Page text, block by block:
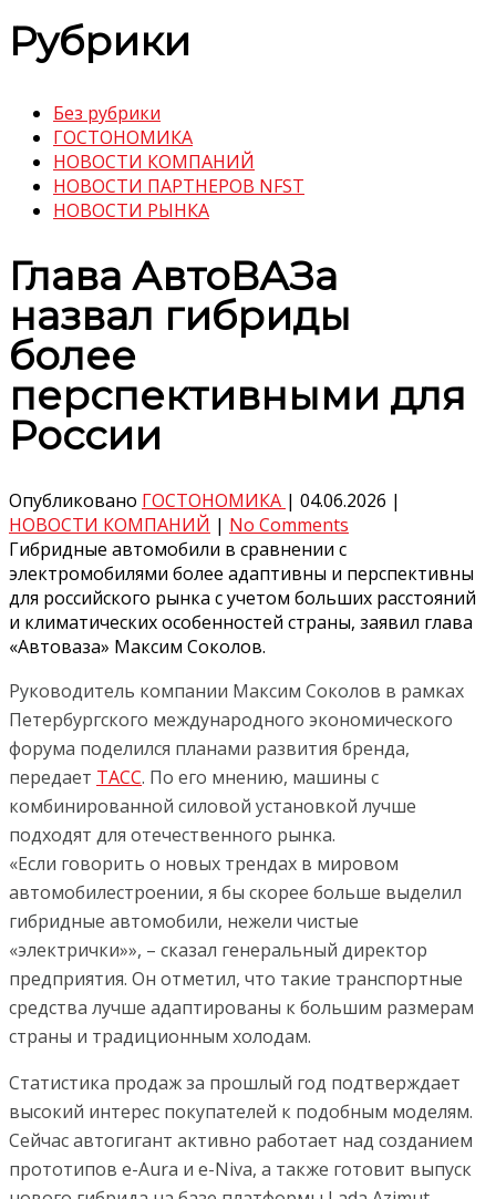
Рубрики
Без рубрики
ГОСТОНОМИКА
НОВОСТИ КОМПАНИЙ
НОВОСТИ ПАРТНЕРОВ NFST
НОВОСТИ РЫНКА
Глава АвтоВАЗа
назвал гибриды
более
перспективными для
России
Опубликовано ГОСТОНОМИКА | 04.06.2026 |
НОВОСТИ КОМПАНИЙ | No Comments
Гибридные автомобили в сравнении с
электромобилями более адаптивны и перспективны
для российского рынка с учетом больших расстояний
и климатических особенностей страны, заявил глава
«Автоваза» Максим Соколов.
Руководитель компании Максим Соколов в рамках
Петербургского международного экономического
форума поделился планами развития бренда,
передает ТАСС. По его мнению, машины с
комбинированной силовой установкой лучше
подходят для отечественного рынка.
«Если говорить о новых трендах в мировом
автомобилестроении, я бы скорее больше выделил
гибридные автомобили, нежели чистые
«электрички»», – сказал генеральный директор
предприятия. Он отметил, что такие транспортные
средства лучше адаптированы к большим размерам
страны и традиционным холодам.
Статистика продаж за прошлый год подтверждает
высокий интерес покупателей к подобным моделям.
Сейчас автогигант активно работает над созданием
прототипов e-Aura и e-Niva, а также готовит выпуск